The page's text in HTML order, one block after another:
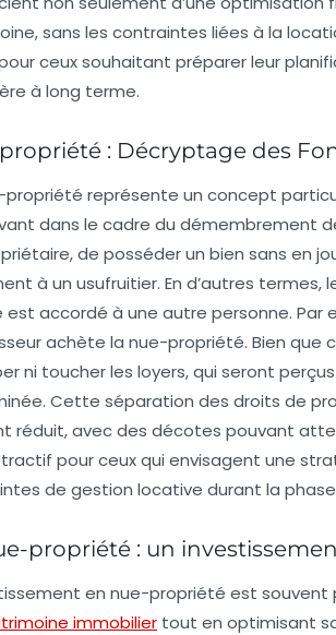
sans les contraintes liées à la
ceux souhaitant préparer leur
à long terme.
: Décryptage des
propriété représente un concept
dans le cadre du démembrement
de posséder un bien sans en
à un usufruitier. En d’autres
est accordé à une autre personne.
achète la nue-propriété. Bien que
ni toucher les loyers, qui seront
Cette séparation des droits de
réduit, avec des décotes pouvant
pour ceux qui envisagent une
de gestion locative durant la phase
propriété : un
en nue-propriété est souvent
immobilier tout en optimisant